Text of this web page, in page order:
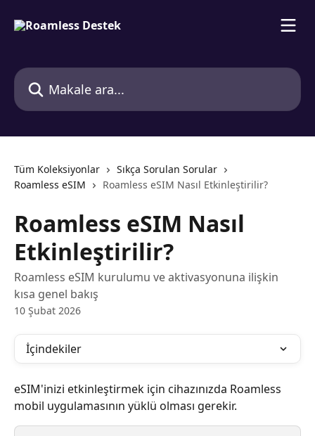
Makale ara...
Tüm Koleksiyonlar
Sıkça Sorulan Sorular
Roamless eSIM
Roamless eSIM Nasıl Etkinleştirilir?
Roamless eSIM Nasıl
Etkinleştirilir?
Roamless eSIM kurulumu ve aktivasyonuna ilişkin
kısa genel bakış
10 Şubat 2026
İçindekiler
eSIM'inizi etkinleştirmek için cihazınızda Roamless
mobil uygulamasının yüklü olması gerekir.